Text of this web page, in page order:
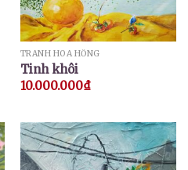
TRANH HOA HỒNG
Tinh khôi
10.000.000₫